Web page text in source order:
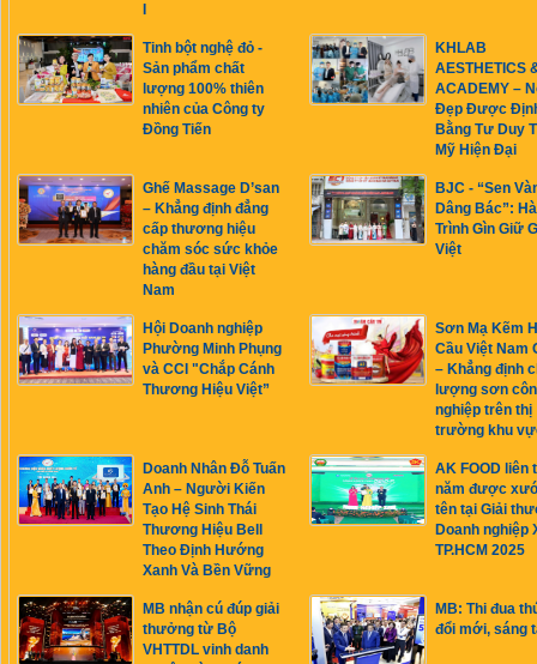
Tinh bột nghệ đỏ -
Sản phẩm chất
lượng 100% thiên
nhiên của Công ty
Đồng Tiến
KHLAB
AESTHETICS
ACADEMY –
Đẹp Được
Bằng Tư Duy
Mỹ Hiện Đại
Ghế Massage D’san
– Khẳng định đẳng
cấp thương hiệu
chăm sóc sức khỏe
hàng đầu tại Việt
Nam
BJC - “Sen
Dâng Bác”:
Trình Gìn Giữ
Việt
Hội Doanh nghiệp
Phường Minh Phụng
và CCI "Chắp Cánh
Thương Hiệu Việt”
Sơn Mạ Kẽm
Cầu Việt Nam
– Khẳng định
lượng sơn
nghiệp trên thị
trường khu
Doanh Nhân Đỗ Tuấn
Anh – Người Kiến
Tạo Hệ Sinh Thái
Thương Hiệu Bell
Theo Định Hướng
Xanh Và Bền Vững
AK FOOD liên
năm được
tên tại Giải
Doanh nghiệp
TP.HCM 2025
MB nhận cú đúp giải
thưởng từ Bộ
VHTTDL vinh danh
MB: Thi đua
đổi mới, sáng